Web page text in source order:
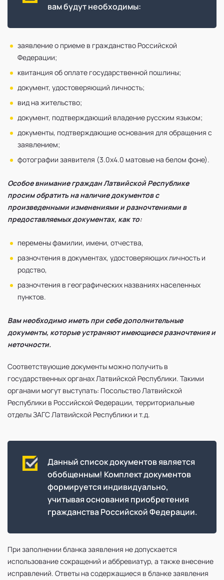
вам будут необходимы:
заявление о приеме в гражданство Российской
Федерации;
квитанция об оплате государственной пошлины;
документ, удостоверяющий личность;
вид на жительство;
документ, подтверждающий владение русским языком;
документы, подтверждающие основания для обращения с
заявлением;
фотографии заявителя (3.0х4.0 матовые на белом фоне).
Особое внимание граждан Латвийской Республике
просим обратить на наличие документов с
произведенными изменениями и разночтениями в
предоставляемых документах, как то:
перемены фамилии, имени, отчества,
разночтения в документах, удостоверяющих личность и
родство,
разночтения в географических названиях населенных
пунктов.
Вам необходимо иметь при себе дополнительные
документы, которые устраняют имеющиеся разночтения и
неточности.
Соответствующие документы можно получить в
государственных органах Латвийской Республики. Такими
органами могут выступать: Посольство Латвийской
Республики в Российской Федерации, территориальные
отделы ЗАГС Латвийской Республики и т.д.
Данный список документов является
обобщенным! Комплект документов
формируется индивидуально,
учитывая основания приобретения
гражданства Российской Федерации.
При заполнении бланка заявления не допускается
использование сокращений и аббревиатур, а также внесение
исправлений. Ответы на содержащиеся в бланке заявления